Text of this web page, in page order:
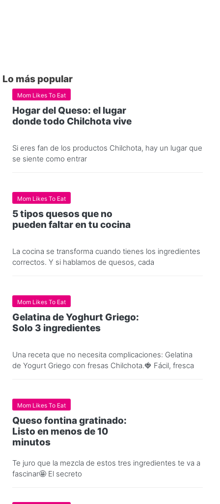
Lo más popular
Mom Likes To Eat
Hogar del Queso: el lugar
donde todo Chilchota vive
Si eres fan de los productos Chilchota, hay un lugar que
se siente como entrar
Mom Likes To Eat
5 tipos quesos que no
pueden faltar en tu cocina
La cocina se transforma cuando tienes los ingredientes
correctos. Y si hablamos de quesos, cada
Mom Likes To Eat
Gelatina de Yoghurt Griego:
Solo 3 ingredientes
Una receta que no necesita complicaciones: Gelatina
de Yogurt Griego con fresas Chilchota.🍓 Fácil, fresca
Mom Likes To Eat
Queso fontina gratinado:
Listo en menos de 10
minutos
Te juro que la mezcla de estos tres ingredientes te va a
fascinar🤩 El secreto